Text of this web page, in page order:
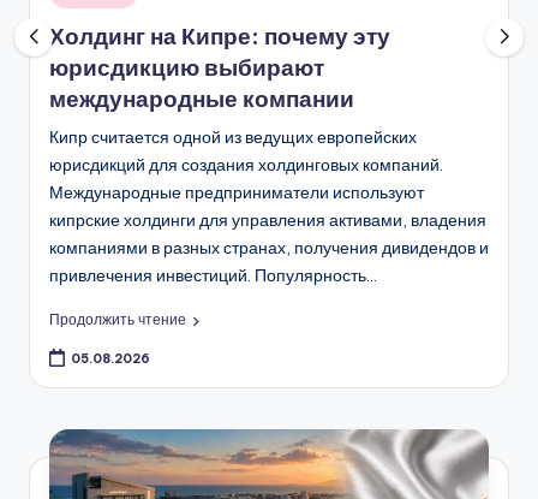
Холдинг на Кипре: почему эту
юрисдикцию выбирают
международные компании
Кипр считается одной из ведущих европейских
юрисдикций для создания холдинговых компаний.
Международные предприниматели используют
кипрские холдинги для управления активами, владения
компаниями в разных странах, получения дивидендов и
привлечения инвестиций. Популярность…
Продолжить чтение
05.08.2026